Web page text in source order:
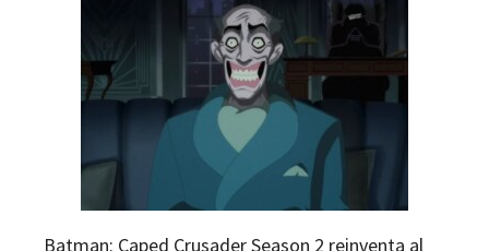
Batman: Caped Crusader Season 2 reinventa al